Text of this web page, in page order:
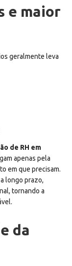
e maior
geralmente leva
de RH em
apenas pela
em que precisam.
longo prazo,
tornando a
da